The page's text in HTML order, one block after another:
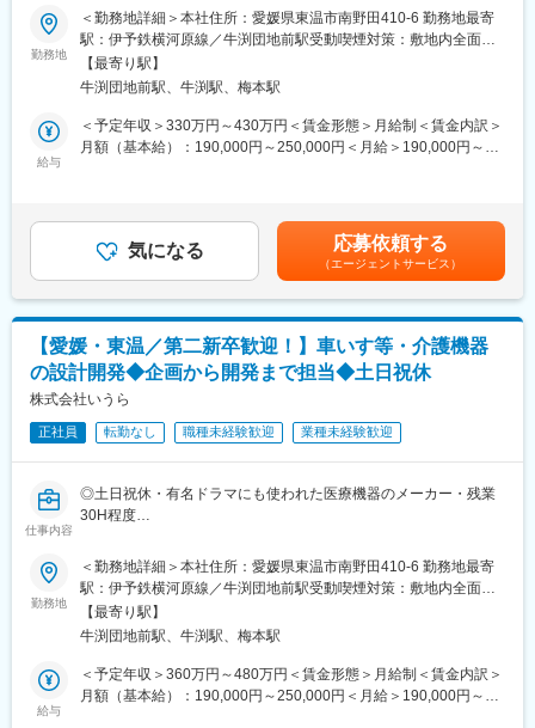
【未経験の方も安心の研修体制】入社後は座学を含む2週間～数カ
月の研修をご準備しています。座学だけでなく製造部での研修も
あり、製品について理解を深めることができます。
配属後もOJTで先輩社員がサポートするので、安心して業務に取
■同社の特徴
＜製品例＞
・非接触で入浴介助ができる入力機器
・自宅の階段や段差で使用できる昇降機
・要介護者を背負ってトイレまでの移動をサポートする排泄サポ
ート機器
また大手医療・介護機器メーカー向けのOEM製品製造も手掛けて
います。これらの高い技術力と安定した営業基盤を背景に業績は
堅調に推移しており、直近決算では過去最高の売上高も計上して
変更の範囲：会社の定める業務
■業務内容：
・品質管理業務を行っていただきます。
■業務詳細：
・ISO運用業務
・製品クレーム対応 (原因調査、対策)
・再発防止・是正
り、高い技術力を誇っています。他社には真似できない完全オリ
ジナルの福祉・介護機器を製造しています。
・要介護者を背負ってトイレまでの移動をサポートする排泄サポ
ート機器
また大手医療・介護機器メーカー向けのOEM製品製造も手掛けて
います。これらの高い技術力と安定した営業基盤を背景に業績は
堅調に推移しており、直近決算では過去最高の売上高も計上して
いる安定経営企業です。
変更の範囲：会社の定める業務
勤務地
＜勤務地詳細＞本社住所：愛媛県東温市南野田410-6 勤務地最寄
駅：伊予鉄横河原線／牛渕団地前駅受動喫煙対策：敷地内全面禁
煙変更の範囲：会社の定める事業所
【最寄り駅】
牛渕団地前駅、牛渕駅、梅本駅
給与
＜予定年収＞330万円～430万円＜賃金形態＞月給制＜賃金内訳＞
月額（基本給）：190,000円～250,000円＜月給＞190,000円～
目安の金額であり、選考を通じて上下する可能性があります。月
給(月額)は固定手当を含めた表記です。
気になる 応募依頼する
（エージェントサービス）
【愛媛・東温／第二新卒歓迎！】車いす等・介護機器
の設計開発◆企画から開発まで担当◆土日祝休
株式会社いうら
正社員 転勤なし 職種未経験歓迎 業種未経験歓迎
仕事内容
◎土日祝休・有名ドラマにも使われた医療機器のメーカー・残業
30H程度
業！
＼＼この仕事のポイント！／／
・車椅子やストレッチャーや昇降機など身近な福祉機器を開発
・使う人の気持ちに寄り添うオリジナル製品づくり
・高い技術力と安定した経営基盤
勤務地
＜勤務地詳細＞本社住所：愛媛県東温市南野田410-6 勤務地最寄
駅：伊予鉄横河原線／牛渕団地前駅受動喫煙対策：敷地内全面禁
煙変更の範囲：無
【最寄り駅】
牛渕団地前駅、牛渕駅、梅本駅
給与
＜予定年収＞360万円～480万円＜賃金形態＞月給制＜賃金内訳＞
月額（基本給）：190,000円～250,000円＜月給＞190,000円～